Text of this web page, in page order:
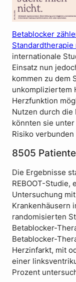
Betablocker
internationale
Einsatz nun
kommen zu dem
unkompliziertem
Herzfunktion
Nutzen durch die
könnten sie
Risiko verbunden
8505
Die Ergebnisse
REBOOT-Studie,
Untersuchung
Krankenhäusern
randomisierten
Betablocker-
Betablocker-
Herzinfarkt, mit
einer
Prozent